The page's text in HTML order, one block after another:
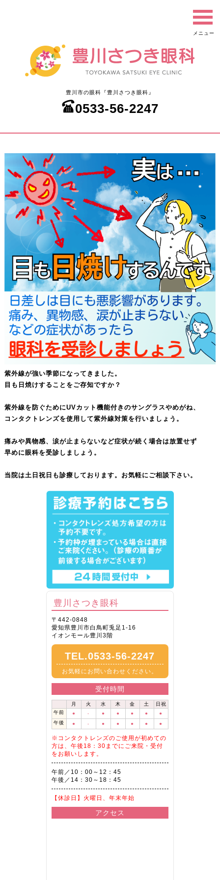
豊川市の眼科『豊川さつき眼科』
0533-56-2247
紫外線が強い季節になってきました。
目も日焼けすることをご存知ですか？
紫外線を防ぐためにUVカット機能付きのサングラスやめがね、
コンタクトレンズを使用して紫外線対策を行いましょう。
痛みや異物感、涙が止まらないなど症状が続く場合は放置せず
早めに眼科を受診しましょう。
当院は土日祝日も診療しております。お気軽にご相談下さい。
豊川さつき眼科
〒442-0848
愛知県豊川市白鳥町兎足1-16
イオンモール豊川3階
TEL.0533-56-2247
お気軽にお問い合わせください。
受付時間
月 火 水 木 金 土
日祝
午前
● - ● ● ● ●
●
午後
● - ● ● ● ● ●
※コンタクトレンズのご使用が初めての
方は、午後18：30までにご来院・受付
をお願いします。
午前／10：00～12：45
午後／14：30～18：45
【休診日】 火曜日、年末年始
アクセス